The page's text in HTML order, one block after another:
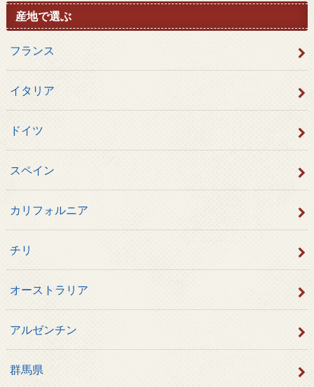
産地で選ぶ
フランス
イタリア
ドイツ
スペイン
カリフォルニア
チリ
オーストラリア
アルゼンチン
群馬県